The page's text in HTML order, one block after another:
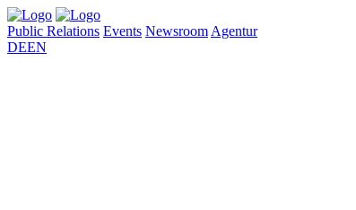
Public Relations Events Newsroom Agentur
DEEN